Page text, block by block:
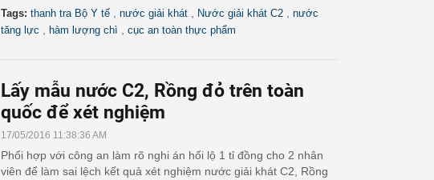
Tags: thanh tra Bộ Y tế nước giải khát Nước giải khát C2
nước
tăng lực
hàm lượng chì cục an toàn thực phẩm
Lấy mẫu nước C2, Rồng đỏ trên toàn
quốc để xét nghiệm
17/05/2016 11:38:36 AM
Phối hợp với công an làm rõ nghi án hối lộ 1 tỉ đồng cho 2 nhân
viên để làm sai lệch kết quả xét nghiệm nước giải khát C2, Rồng